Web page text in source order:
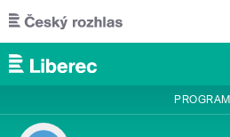
Přejít k hlavnímu obsahu
PROGRAM